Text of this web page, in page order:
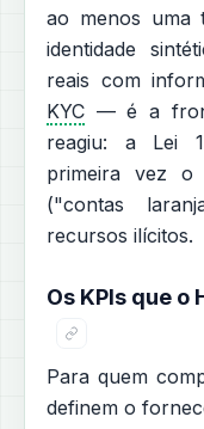
ao menos uma
identidade
reais com
KYC — é a
reagiu: a Lei
primeira vez o
("contas
recursos ilícitos.
Os KPIs que o
Para quem
definem o